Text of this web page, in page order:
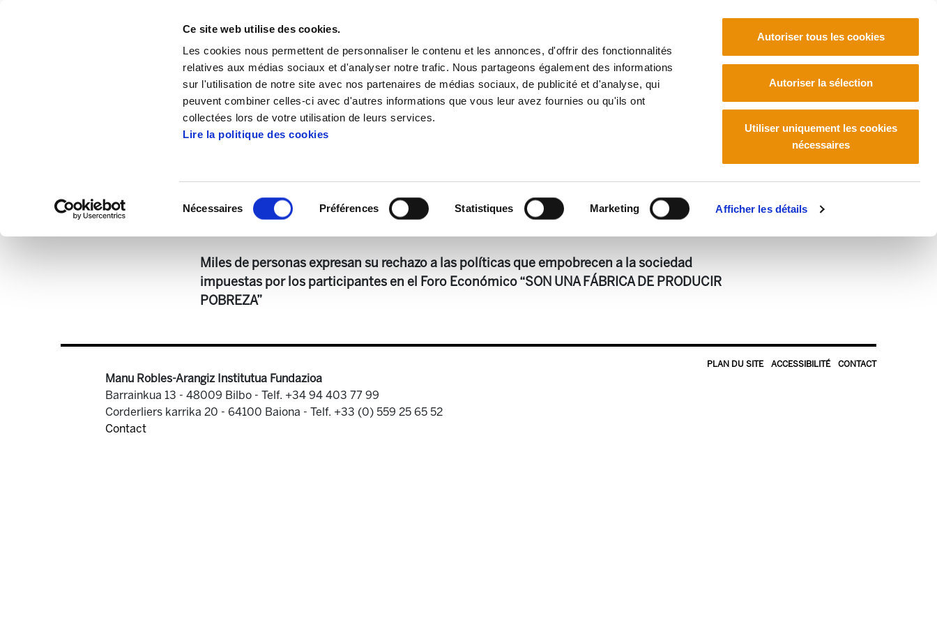
Ce site web utilise des cookies.
Les cookies nous permettent de personnaliser le contenu et les annonces, d'offrir des fonctionnalités
relatives aux médias sociaux et d'analyser notre trafic. Nous partageons également des informations
sur l'utilisation de notre site avec nos partenaires de médias sociaux, de publicité et d'analyse, qui
peuvent combiner celles-ci avec d'autres informations que vous leur avez fournies ou qu'ils ont
collectées lors de votre utilisation de leurs services.
Lire la politique des cookies
Nécessaires Préférences Statistiques Marketing Afficher les détails
Autoriser tous les cookies
Autoriser la sélection
Utiliser uniquement les cookies
nécessaires
Publications Astekaria Astekaria 424
424.-ONA.pdf
Miles de personas expresan su rechazo a las políticas que empobrecen a la sociedad
impuestas por los participantes en el Foro Económico “SON UNA FÁBRICA DE PRODUCIR
POBREZA”
PLAN DU SITE ACCESSIBILITÉ CONTACT
Manu Robles-Arangiz Institutua Fundazioa
Barrainkua 13 - 48009 Bilbo - Telf. +34 94 403 77 99
Corderliers karrika 20 - 64100 Baiona - Telf. +33 (0) 559 25 65 52
Contact